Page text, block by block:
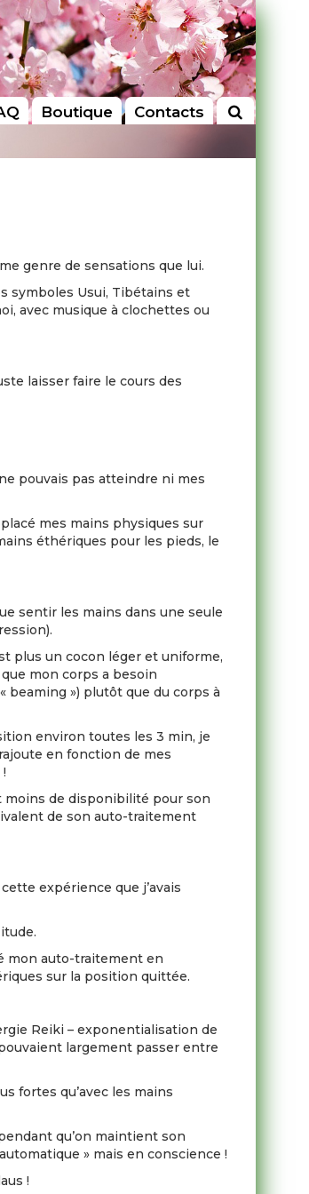
Boutique Contacts
genre de sensations que lui.
symboles Usui, Tibétains et
avec musique à clochettes ou
laisser faire le cours des
pouvais pas atteindre ni mes
mes mains physiques sur
éthériques pour les pieds, le
sentir les mains dans une seule
plus un cocon léger et uniforme,
mon corps a besoin
beaming ») plutôt que du corps à
environ toutes les 3 min, je
en fonction de mes
moins de disponibilité pour son
de son auto-traitement
expérience que j’avais
mon auto-traitement en
sur la position quittée.
Reiki – exponentialisation de
largement passer entre
fortes qu’avec les mains
qu’on maintient son
» mais en conscience !
!